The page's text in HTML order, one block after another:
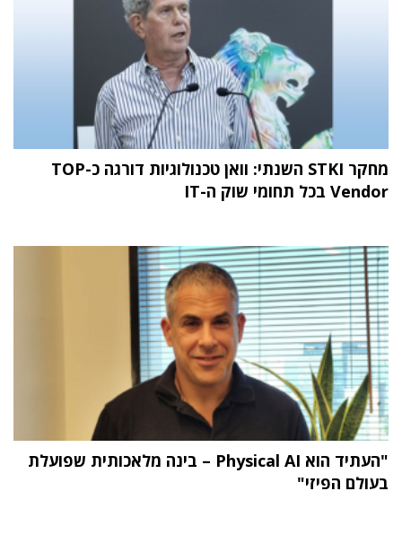
מחקר STKI השנתי: וואן טכנולוגיות דורגה כ-TOP
Vendor בכל תחומי שוק ה-IT
"העתיד הוא Physical AI – בינה מלאכותית שפועלת
בעולם הפיזי"